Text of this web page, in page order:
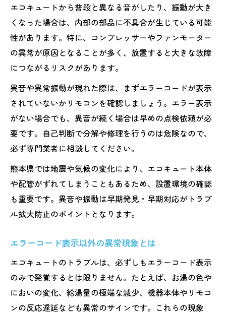
エコキュートから普段と異なる音がしたり、振動が大き
くなった場合は、内部の部品に不具合が生じている可能
性があります。特に、コンプレッサーやファンモーター
の異常が原因となることが多く、放置すると大きな故障
につながるリスクがあります。
異音や異常振動が現れた際は、まずエラーコードが表示
されていないかリモコンを確認しましょう。エラー表示
がない場合でも、異音が続く場合は早めの点検依頼が必
要です。自己判断で分解や修理を行うのは危険なので、
必ず専門業者に相談してください。
熊本県では地震や気候の変化により、エコキュート本体
や配管がずれてしまうこともあるため、設置環境の確認
も重要です。異音や振動は早期発見・早期対応がトラブ
ル拡大防止のポイントとなります。
エラーコード表示以外の異常現象とは
エコキュートのトラブルは、必ずしもエラーコード表示
のみで発覚するとは限りません。たとえば、お湯の色や
においの変化、給湯量の極端な減少、機器本体やリモコ
ンの反応遅延なども異常のサインです。これらの現象